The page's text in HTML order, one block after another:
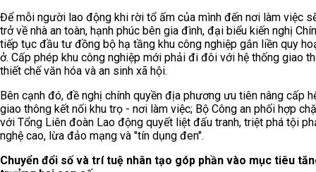
Để mỗi người lao động khi rời tổ ấm của mình đến nơi làm việc
trở về nhà an toàn, hạnh phúc bên gia đình, đại biểu kiến nghị
tiếp tục đầu tư đồng bộ hạ tầng khu công nghiệp gắn liền quy
ở. Cấp phép khu công nghiệp mới phải đi đôi với hệ thống giao
thiết chế văn hóa và an sinh xã hội.
Bên cạnh đó, đề nghị chính quyền địa phương ưu tiên nâng cấp
giao thông kết nối khu trọ - nơi làm việc; Bộ Công an phối hợp
với Tổng Liên đoàn Lao động quyết liệt đấu tranh, triệt phá tội
nghệ cao, lừa đảo mạng và "tín dụng đen".
Chuyển đổi số và trí tuệ nhân tạo góp phần vào mục tiêu